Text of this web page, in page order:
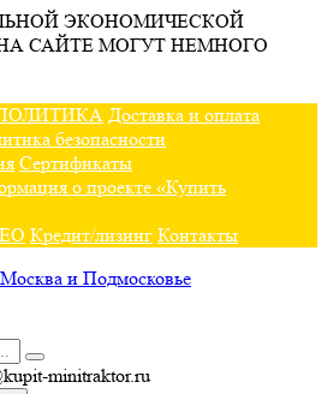
ЭКОНОМИЧЕСКОЙ
САЙТЕ МОГУТ НЕМНОГО
Доставка и оплата
безопасности
Сертификаты
о проекте «Купить
Кредит/лизинг Контакты
minitraktor.ru